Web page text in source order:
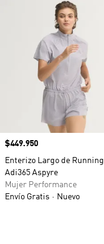
Precio
$449.950
Enterizo Largo de Running
Adi365 Aspyre
Mujer Performance
Envío Gratis
Nuevo